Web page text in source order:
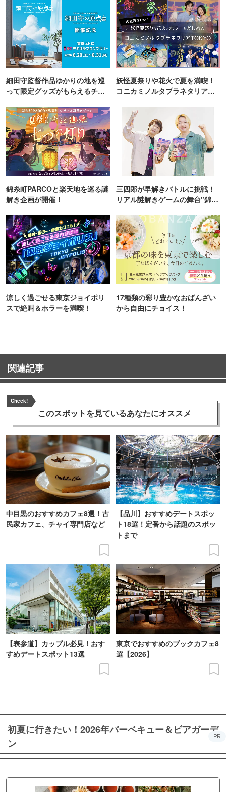
細田守監督作品ゆかりの地を巡
って限定グッズがもらえるチャ
妖怪夏祭りや花火で夏を満喫！
コニカミノルタプラネタリア
錦糸町PARCOと楽天地を巡る謎
解き企画が開催！
三四郎が早解きバトルに挑戦！
リアル謎解きゲームの舞台"錦糸
涼しく過ごせる東京ジョイポリ
スで絶叫＆ホラーを満喫！
17種類の彩り豊かなおばんざい
から自由にチョイス！
関連記事
Check!
このスポットを見ているあなたにオススメ
中目黒のおすすめカフェ8選！古
民家カフェ、チャイ専門店など
【品川】おすすめデートスポッ
ト18選！定番から話題のスポッ
トまで
【表参道】カップル必見！おす
すめデートスポット13選
東京でおすすめのブックカフェ8
選【2026】
初夏に行きたい！2026年バーベキュー＆ビアガーデ
ン
PR